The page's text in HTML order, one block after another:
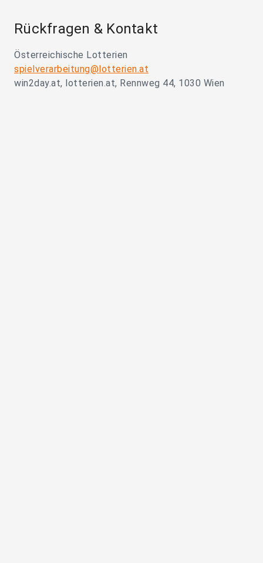
Rückfragen & Kontakt
Österreichische Lotterien
spielverarbeitung@lotterien.at
win2day.at, lotterien.at, Rennweg 44, 1030 Wien